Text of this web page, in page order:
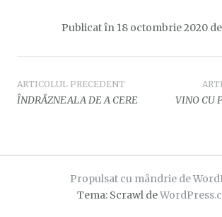
Publicat în 18 octombrie 2020de
Navigare
ARTICOLUL PRECEDENT
ÎNDRĂZNEALA DE A CERE
VINO CU
Propulsat cu mândrie de
Tema: Scrawl de